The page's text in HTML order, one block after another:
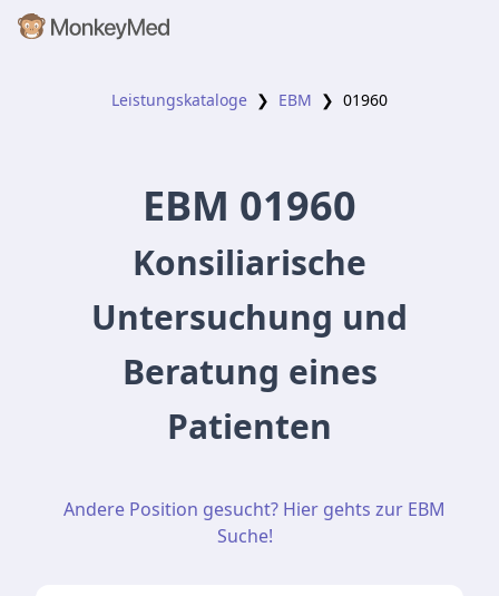
Leistungskataloge ❯ EBM ❯ 01960
EBM 01960
Konsiliarische
Untersuchung und
Beratung eines
Patienten
Andere Position gesucht? Hier gehts zur EBM
Suche!